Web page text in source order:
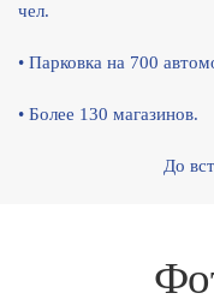
чел.
• Парковка на 700
• Более 130 магазинов.
До